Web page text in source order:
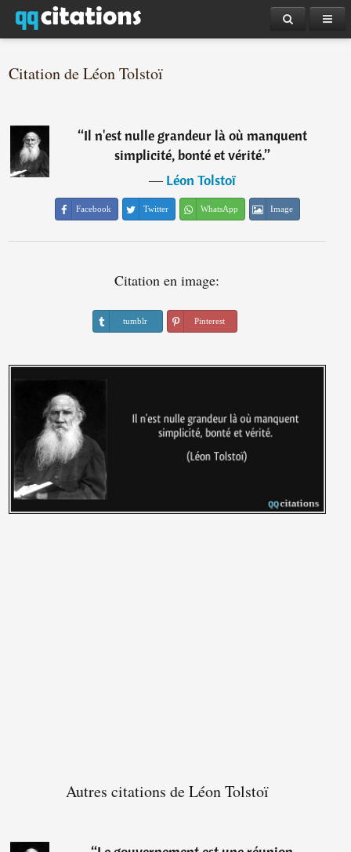
Citation de Léon Tolstoï
“Il n'est nulle grandeur là où manquent
simplicité, bonté et vérité.”
―Léon Tolstoï
Facebook Twitter WhatsApp Image
Citation en image:
tumblr Pinterest
Autres citations de Léon Tolstoï